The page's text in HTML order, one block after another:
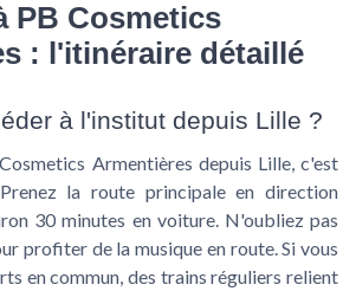
PB Cosmetics
: l'itinéraire détaillé
à l'institut depuis Lille ?
Armentières depuis Lille, c'est
la route principale en direction
30 minutes en voiture. N'oubliez pas
profiter de la musique en route. Si vous
en commun, des trains réguliers relient